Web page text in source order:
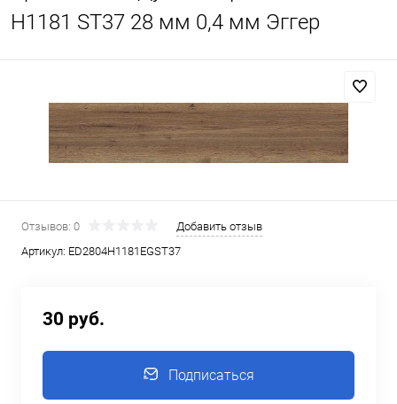
H1181 ST37 28 мм 0,4 мм Эггер
Отзывов: 0
Добавить отзыв
Артикул: ED2804H1181EGST37
30 руб.
Подписаться